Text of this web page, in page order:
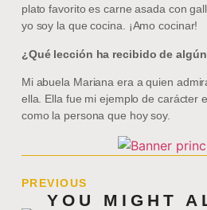
plato favorito es carne asada con
yo soy la que cocina. ¡Amo cocinar!
¿Qué lección ha recibido de
Mi abuela Mariana era a quien
ella. Ella fue mi ejemplo de carácter
como la persona que hoy soy.
PREVIOUS
YOU MIGHT